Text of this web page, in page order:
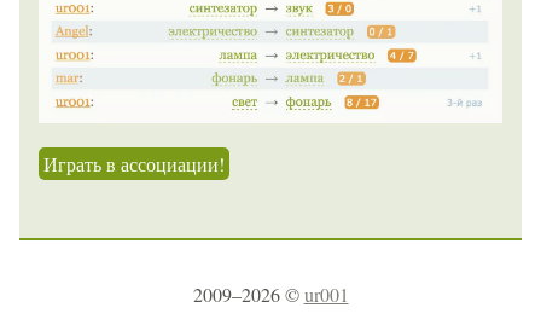
Играть в ассоциации!
2009–2026 ©ur001